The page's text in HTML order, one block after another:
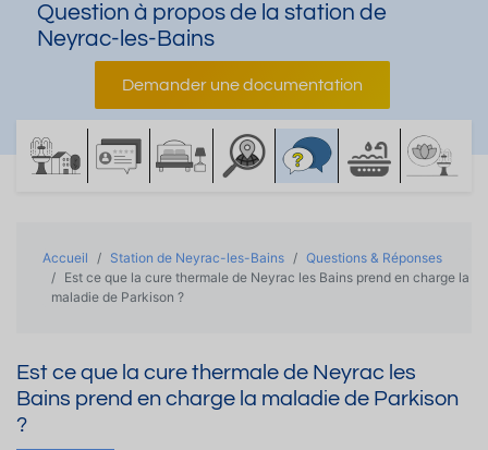
Question à propos de la station de
Neyrac-les-Bains
Demander une documentation
Accueil Station de Neyrac-les-Bains
Questions & Réponses
Est ce que la cure thermale de Neyrac les Bains prend en charge la
maladie de Parkison ?
Est ce que la cure thermale de Neyrac les
Bains prend en charge la maladie de Parkison
?